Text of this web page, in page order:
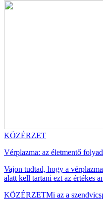
KÖZÉRZET
Vérplazma: az életmentő
Vajon tudtad, hogy a
alatt kell tartani ezt az értékes
KÖZÉRZETMi az a